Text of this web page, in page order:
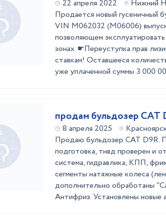
22 апреля 2022
Нижний
Продается новый гусеничный
VIN M062032 (M06006)
позволяющем
зонах. ☛Переуступка прав
ставкам! Оставшееся
уже уплаченной суммы 3 000
продам бульдозер CAT
8 апреля 2025
Продаю бульдозер CAT D9R.
подготовка, тнвд проверен и
система, гидравлика, КПП,
сегменты натяжные колеса
дополнительно обработаны
Антифриз. Установлены новые